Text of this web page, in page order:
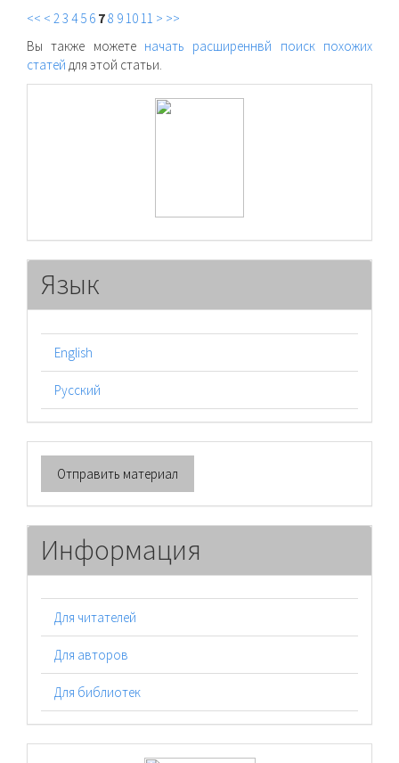
<< < 23 4 5 6 78 9 10 11 > >>
Вы также можете начать расширеннвй поиск похожих
статей для этой статьи.
Язык
English
Русский
Отправить
материал
Отправить материал
Информация
Для читателей
Для авторов
Для библиотек